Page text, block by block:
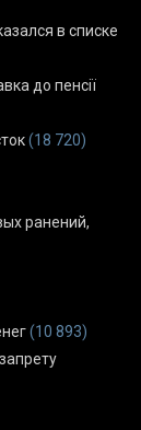
в списке
до пенсії
(18 720)
ранений,
(10 893)